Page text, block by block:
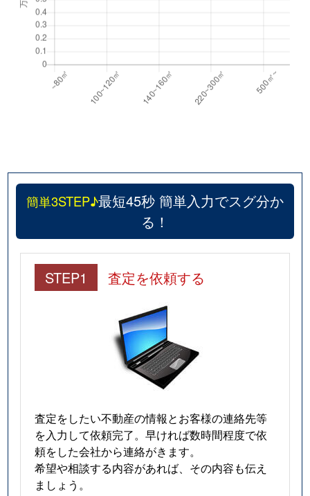
簡単3STEP♪最短45秒 簡単入力でスグ分か
る！
STEP1 査定を依頼する
査定をしたい不動産の情報とお客様の連絡先等
を入力して依頼完了。早ければ数時間程度で依
頼をした会社から連絡がきます。
希望や相談する内容があれば、その内容も伝え
ましょう。